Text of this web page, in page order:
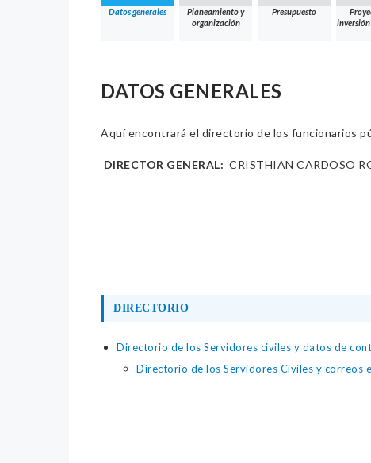
Datos generales
Planeamiento y
organización
Presupuesto
DATOS GENERALES
Aquí encontrará el directorio de los funcionarios
‏‏‎ DIRECTOR GENERAL: CRISTHIAN CARDOSO
DIRECTORIO
Directorio de los Servidores civiles y datos de
Directorio de los Servidores Civiles y correos